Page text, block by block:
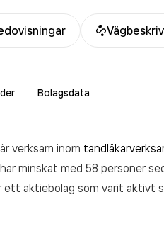
Bolagsdata
verksam inom
minskat med 58 personer
aktiebolag som varit aktivt